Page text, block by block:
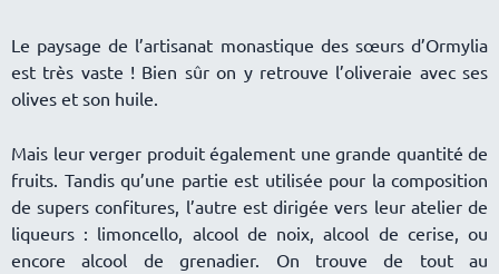
Le paysage de l’artisanat monastique des sœurs d’Ormylia
est très vaste ! Bien sûr on y retrouve l’oliveraie avec ses
olives et son huile.
Mais leur verger produit également une grande quantité de
fruits. Tandis qu’une partie est utilisée pour la composition
de supers confitures, l’autre est dirigée vers leur atelier de
liqueurs : limoncello, alcool de noix, alcool de cerise, ou
encore alcool de grenadier. On trouve de tout au